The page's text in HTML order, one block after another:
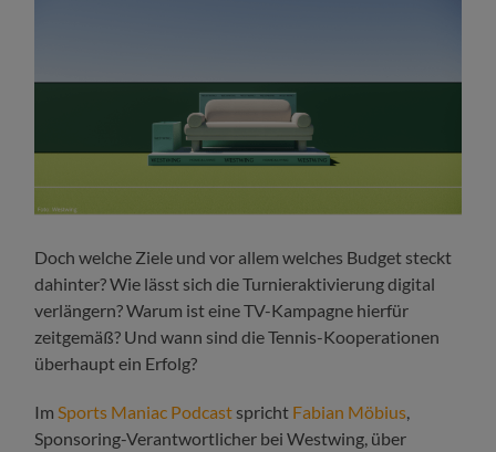
Doch welche Ziele und vor allem welches Budget steckt
dahinter? Wie lässt sich die Turnieraktivierung digital
verlängern? Warum ist eine TV-Kampagne hierfür
zeitgemäß? Und wann sind die Tennis-Kooperationen
überhaupt ein Erfolg?
Im Sports Maniac Podcast spricht Fabian Möbius
Sponsoring-Verantwortlicher bei Westwing, über